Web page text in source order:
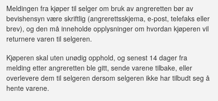
Meldingen fra kjøper til selger om bruk av angreretten bør av
bevishensyn være skriftlig (angrerettsskjema, e-post, telefaks eller
brev), og den må inneholde opplysninger om hvordan kjøperen vil
returnere varen til selgeren.
Kjøperen skal uten unødig opphold, og senest 14 dager fra
melding etter angreretten ble gitt, sende varene tilbake, eller
overlevere dem til selgeren dersom selgeren ikke har tilbudt seg å
hente varene.